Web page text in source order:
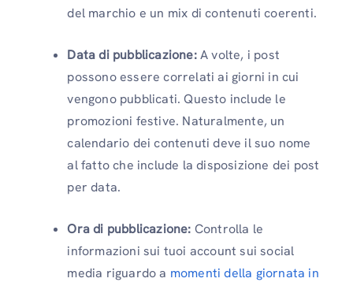
del marchio e un mix di contenuti coerenti.
Data di pubblicazione:A volte, i post
possono essere correlati ai giorni in cui
vengono pubblicati. Questo include le
promozioni festive. Naturalmente, un
calendario dei contenuti deve il suo nome
al fatto che include la disposizione dei post
per data.
Ora di pubblicazione: Controlla le
informazioni sui tuoi account sui social
media riguardo a momenti della giornata in